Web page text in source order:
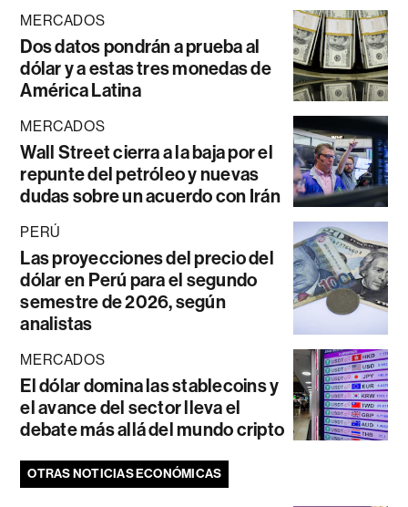
MERCADOS
Dos datos pondrán a prueba al
dólar y a estas tres monedas de
América Latina
MERCADOS
Wall Street cierra a la baja por el
repunte del petróleo y nuevas
dudas sobre un acuerdo con Irán
PERÚ
Las proyecciones del precio del
dólar en Perú para el segundo
semestre de 2026, según
analistas
MERCADOS
El dólar domina las stablecoins y
el avance del sector lleva el
debate más allá del mundo cripto
OTRAS NOTICIAS ECONÓMICAS